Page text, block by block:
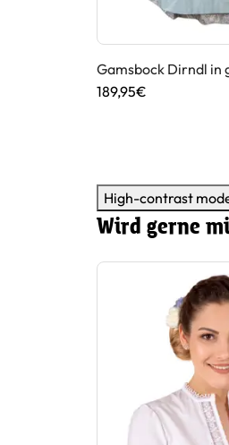
Gamsbock Dirndl in
189,95€
High-contrast
Wird gerne